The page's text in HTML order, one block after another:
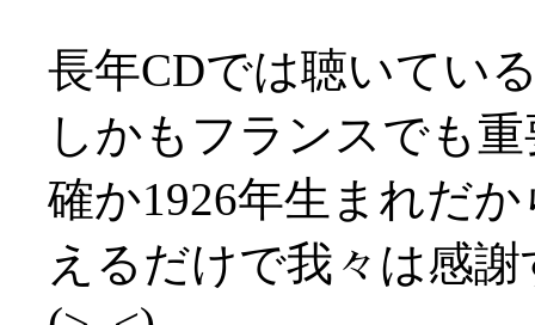
長年CDでは聴いてい
しかもフランスでも
確か1926年生まれだ
えるだけで我々は感